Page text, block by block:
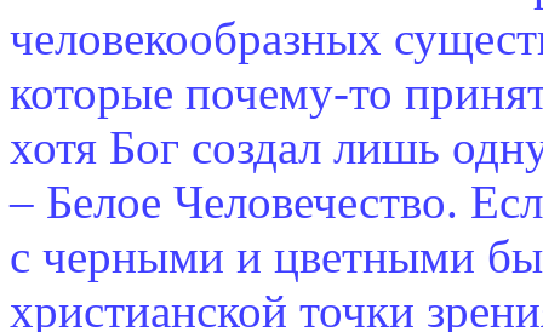
человекообразных
которые почему-то
хотя Бог создал лишь
– Белое Человечество.
с черными и цветными
христианской точки